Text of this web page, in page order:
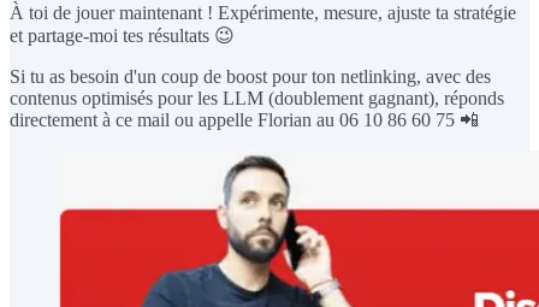
À toi de jouer maintenant ! Expérimente, mesure, ajuste ta stratégie
et partage-moi tes résultats 😉
Si tu as besoin d'un coup de boost pour ton netlinking, avec des
contenus optimisés pour les LLM (doublement gagnant), réponds
directement à ce mail ou appelle Florian au 06 10 86 60 75 📲